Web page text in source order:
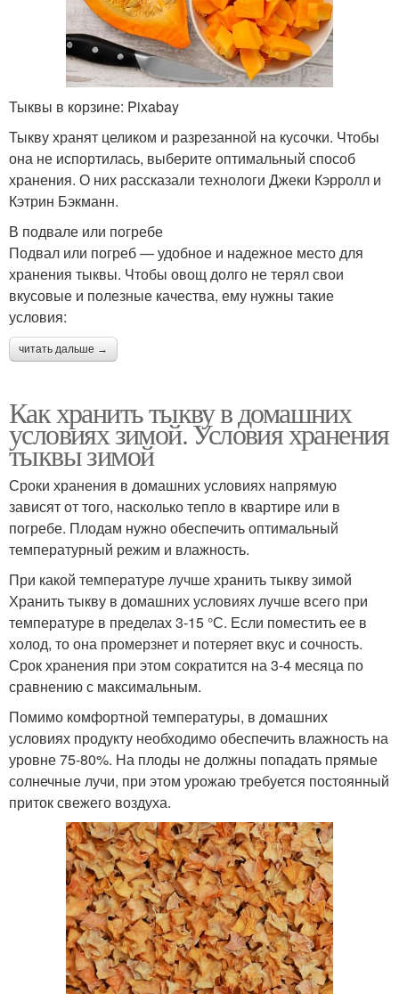
Тыквы в корзине: Pixabay
Тыкву хранят целиком и разрезанной на кусочки. Чтобы
она не испортилась, выберите оптимальный способ
хранения. О них рассказали технологи Джеки Кэрролл и
Кэтрин Бэкманн.
В подвале или погребе
Подвал или погреб — удобное и надежное место для
хранения тыквы. Чтобы овощ долго не терял свои
вкусовые и полезные качества, ему нужны такие
условия:
читать дальше →
Как хранить тыкву в домашних
условиях зимой. Условия хранения
тыквы зимой
Сроки хранения в домашних условиях напрямую
зависят от того, насколько тепло в квартире или в
погребе. Плодам нужно обеспечить оптимальный
температурный режим и влажность.
При какой температуре лучше хранить тыкву зимой
Хранить тыкву в домашних условиях лучше всего при
температуре в пределах 3-15 °С. Если поместить ее в
холод, то она промерзнет и потеряет вкус и сочность.
Срок хранения при этом сократится на 3-4 месяца по
сравнению с максимальным.
Помимо комфортной температуры, в домашних
условиях продукту необходимо обеспечить влажность на
уровне 75-80%. На плоды не должны попадать прямые
солнечные лучи, при этом урожаю требуется постоянный
приток свежего воздуха.